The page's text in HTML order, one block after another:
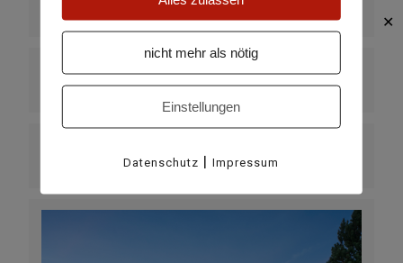
✕
UHRZEIT
20:30
Weiterlesen
nicht mehr als nötig
Einstellungen
Datenschutz |Impressum